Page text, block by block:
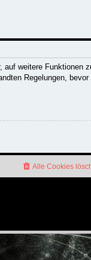
weitere Funktionen
Regelungen, bevor
Alle Cookies